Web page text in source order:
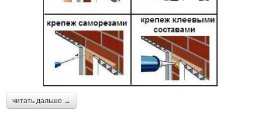
читать дальше →